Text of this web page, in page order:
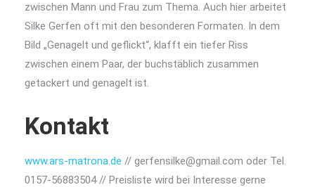
zwischen Mann und Frau zum Thema. Auch hier arbeitet
Silke Gerfen oft mit den besonderen Formaten. In dem
Bild „Genagelt und geflickt“, klafft ein tiefer Riss
zwischen einem Paar, der buchstäblich zusammen
getackert und genagelt ist.
Kontakt
www.ars-matrona.de // gerfensilke@gmail.com oder Tel.
0157-56883504 // Preisliste wird bei Interesse gerne